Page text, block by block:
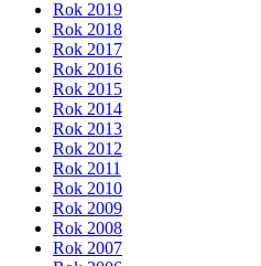
Rok 2019
Rok 2018
Rok 2017
Rok 2016
Rok 2015
Rok 2014
Rok 2013
Rok 2012
Rok 2011
Rok 2010
Rok 2009
Rok 2008
Rok 2007